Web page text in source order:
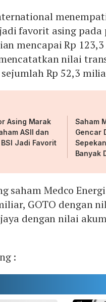
favorit asing pada
mencapai Rp
nilai
Rp 52,3
Asing Marak
ASII dan
BSI Jadi Favorit
Saham
Gencar
Banyak
saham Medco Energi
GOTO dengan
dengan nilai
: